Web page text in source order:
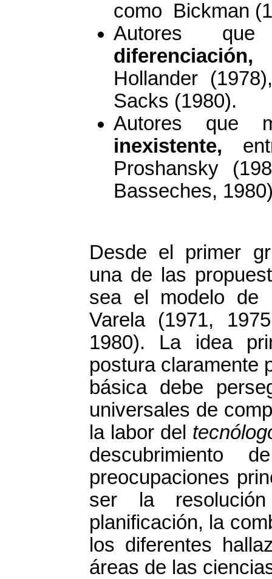
como Bickman
Autores
diferenciación,
Hollander
Sacks (1980).
Autores que
inexistente,
Proshansky
Basseches,
Desde el primer
una de las
sea el modelo de
Varela (1971,
1980). La idea
postura claramente
básica debe
universales de
la labor del
preocupaciones
ser la
planificación, la
los diferentes
áreas de las